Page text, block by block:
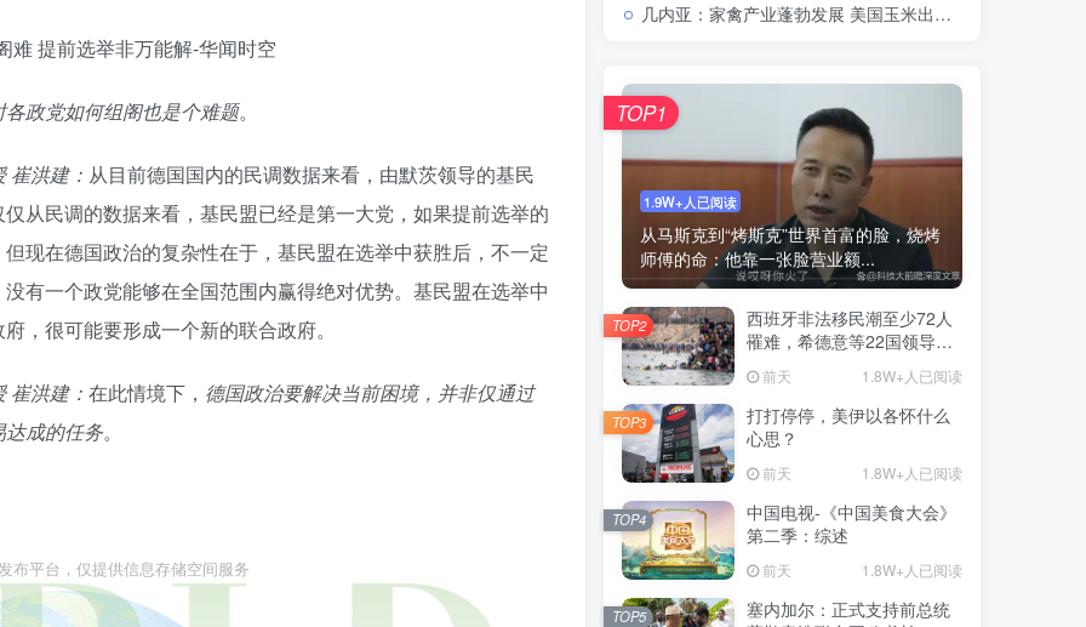
政党如何组阁也是个难题。
洪建： 从目前德国国内的民调数据来看，由默茨领导的基民
从民调的数据来看，基民盟已经是第一大党，如果提前选举的
现在德国政治的复杂性在于，基民盟在选举中获胜后，不一定
有一个政党能够在全国范围内赢得绝对优势。基民盟在选举中
，很可能要形成一个新的联合政府。
洪建： 在此情境下， 德国政治要解决当前困境，并非仅通过
成的任务。
布平台，仅提供信息存储空间服务
几内亚：家禽产业蓬勃发展 美国玉米出口商盯上西非市场
1.9W+人已阅读
从马斯克到“烤斯克”世界首富的脸，烧烤
师傅的命：他靠一张脸营业额...
TOP1
西班牙非法移民潮至少72人
罹难，希德意等22国领导人
前天 1.8W+人已阅读
TOP2
打打停停，美伊以各怀什么
心思？
前天 1.8W+人已阅读
TOP3
中国电视-《中国美食大会》
第二季：综述
前天 1.8W+人已阅读
TOP4
塞内加尔：正式支持前总统
TOP5